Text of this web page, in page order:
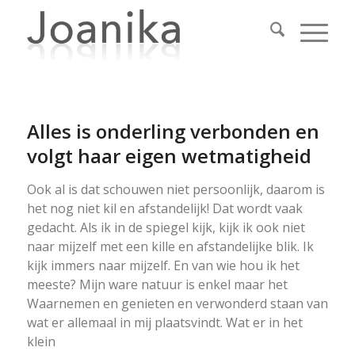
Alles is onderling verbonden en
volgt haar eigen wetmatigheid
Ook al is dat schouwen niet persoonlijk, daarom is
het nog niet kil en afstandelijk! Dat wordt vaak
gedacht. Als ik in de spiegel kijk, kijk ik ook niet
naar mijzelf met een kille en afstandelijke blik. Ik
kijk immers naar mijzelf. En van wie hou ik het
meeste? Mijn ware natuur is enkel maar het
Waarnemen en genieten en verwonderd staan van
wat er allemaal in mij plaatsvindt. Wat er in het
klein